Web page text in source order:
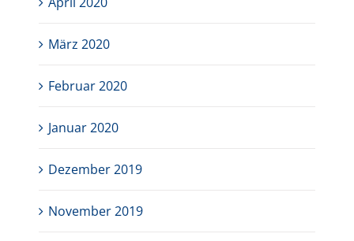
März 2020
Februar 2020
Januar 2020
Dezember 2019
November 2019